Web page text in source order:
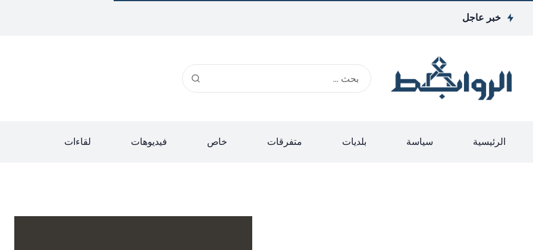
خبر عاجل
الرئيسية سياسة بلديات متفرقات خاص فيديوهات لقاءات